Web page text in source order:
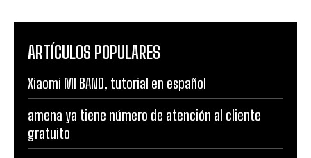
ARTÍCULOS POPULARES
Xiaomi MI BAND, tutorial en español
amena ya tiene número de atención al cliente
gratuito